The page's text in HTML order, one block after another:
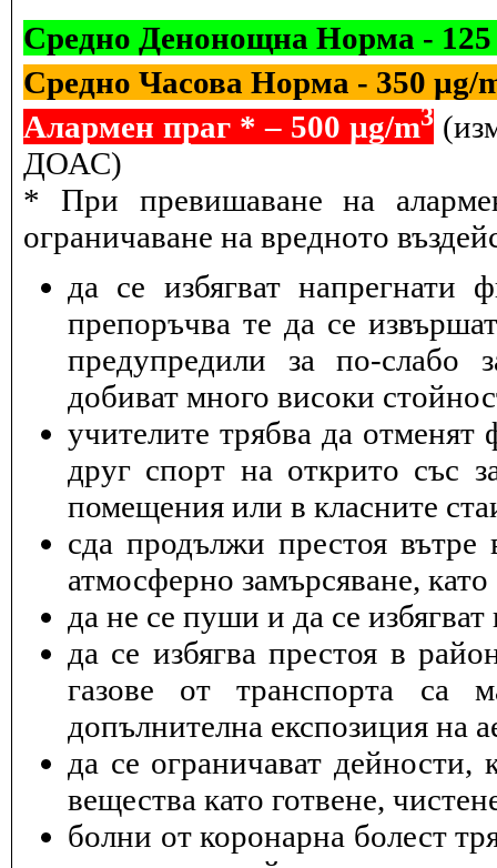
Средно Денонощна Норма - 125
Средно Часова Норма - 350 µg/
Алармен праг * – 500 µg/m3
ДОАС)
* При превишаване на
ограничаване на вредното
да се избягват напрегнати
препоръчва те да се
предупредили за по-слабо
добиват много високи
учителите трябва да отменят
друг спорт на открито със
помещения или в класните
cда продължи престоя
атмосферно замърсяване,
да не се пуши и да се
да се избягва престоя в
газове от транспорта са
допълнителна експозиция на
да се ограничават
вещества като готвене,
болни от коронарна болест